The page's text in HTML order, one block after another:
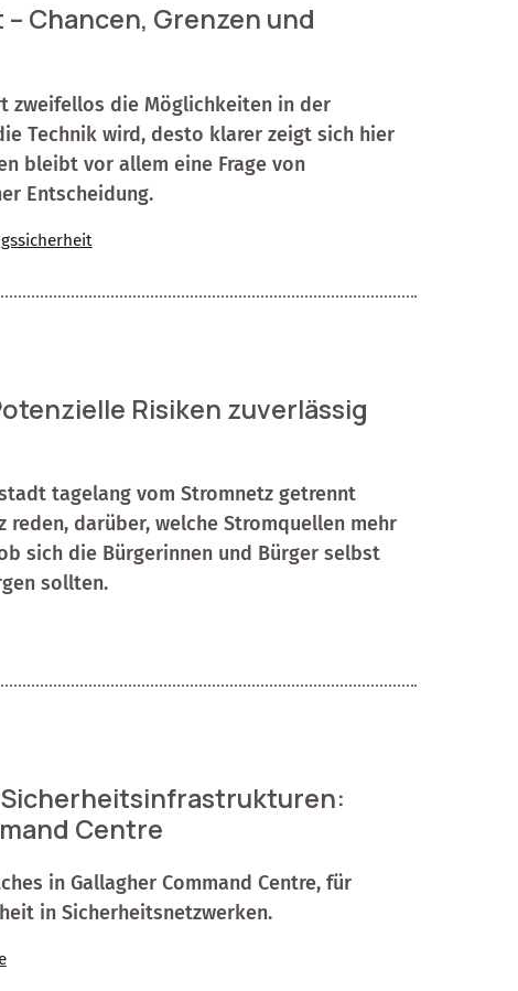
Chancen, Grenzen und
zweifellos die Möglichkeiten in der
Technik wird, desto klarer zeigt sich hier
bleibt vor allem eine Frage von
Entscheidung.
Risiken zuverlässig
tagelang vom Stromnetz getrennt
darüber, welche Stromquellen mehr
sich die Bürgerinnen und Bürger selbst
sollten.
Centre
in Gallagher Command Centre, für
in Sicherheitsnetzwerken.